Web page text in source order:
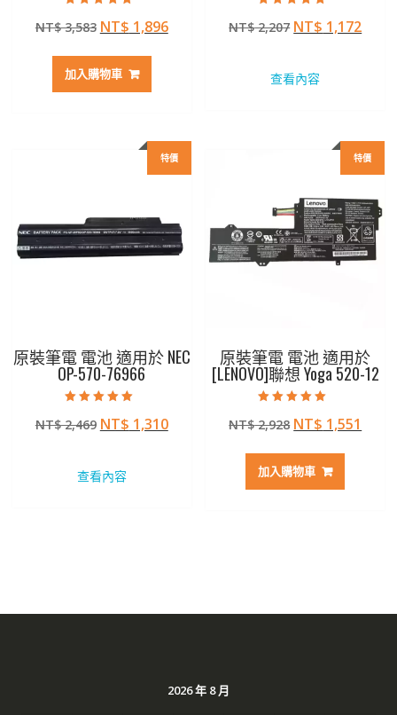
4.50
滿分 5
NT$3,583 原
價
格：
NT$ 1,896目
加入購物車
5.00
滿分 5
NT$2,207 原
格：
NT$ 1,172目
查看內容
特價
原裝筆電 電池 適用於 NEC
OP-570-76966
5.00
滿分 5
NT$2,469 原
格：
NT$ 1,310目
查看內容
特價
原裝筆電 電池 適用於
[LENOVO]聯想 Yoga 520-12
5.00
滿分 5
NT$2,928 原
價
格：
NT$ 1,551
加入購物車
2026 年 8 月